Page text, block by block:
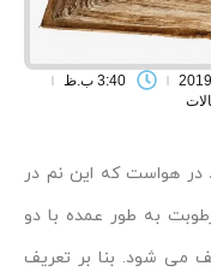
3:40 ب.ظ
در هواست که این نم در
به طور عمده با دو
می شود. بنا بر تعریف